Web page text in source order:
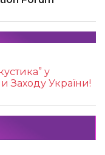
у
Заходу України!